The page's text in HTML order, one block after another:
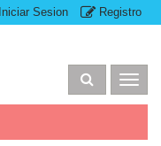
Iniciar Sesion Registro